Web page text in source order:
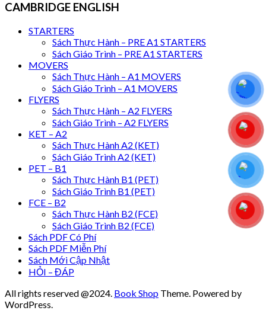
CAMBRIDGE ENGLISH
STARTERS
Sách Thực Hành – PRE A1 STARTERS
Sách Giáo Trình – PRE A1 STARTERS
MOVERS
Sách Thực Hành – A1 MOVERS
Sách Giáo Trình – A1 MOVERS
FLYERS
Sách Thực Hành – A2 FLYERS
Sách Giáo Trình – A2 FLYERS
KET – A2
Sách Thực Hành A2 (KET)
Sách Giáo Trình A2 (KET)
PET – B1
Sách Thực Hành B1 (PET)
Sách Giáo Trình B1 (PET)
FCE – B2
Sách Thực Hành B2 (FCE)
Sách Giáo Trình B2 (FCE)
Sách PDF Có Phí
Sách PDF Miễn Phí
Sách Mới Cập Nhật
HỎI – ĐÁP
All rights reserved @2024. Book Shop Theme. Powered by
WordPress.